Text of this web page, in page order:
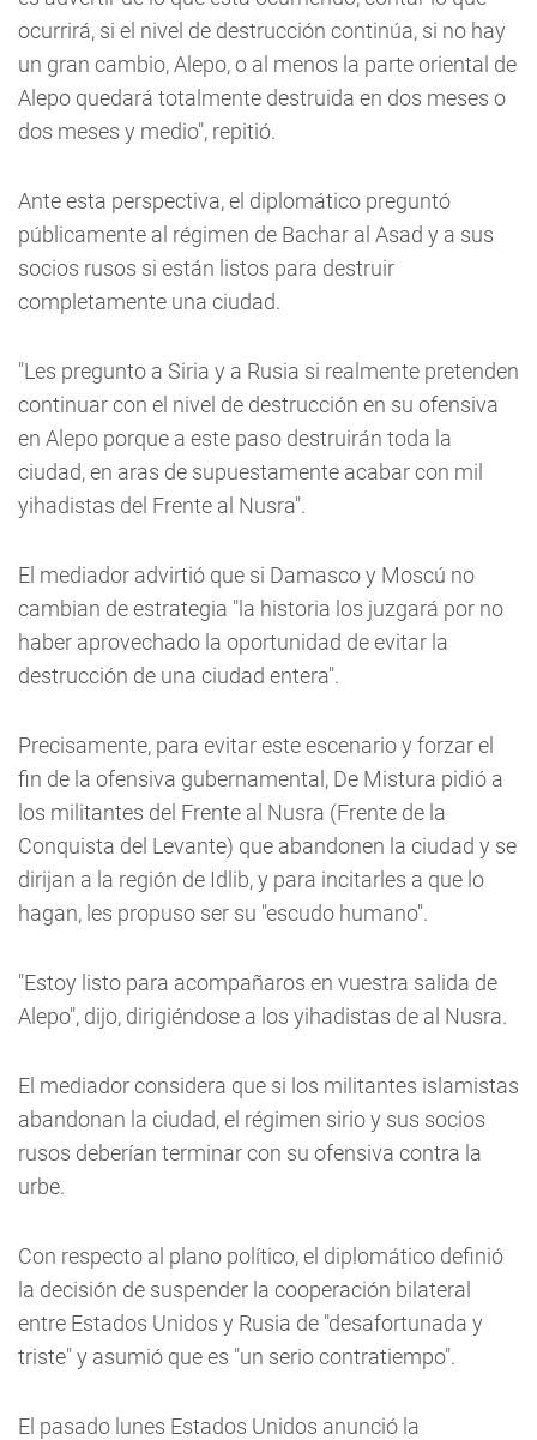
ocurrirá, si el nivel de destrucción continúa, si no hay
un gran cambio, Alepo, o al menos la parte oriental de
Alepo quedará totalmente destruida en dos meses o
dos meses y medio", repitió.
Ante esta perspectiva, el diplomático preguntó
públicamente al régimen de Bachar al Asad y a sus
socios rusos si están listos para destruir
completamente una ciudad.
"Les pregunto a Siria y a Rusia si realmente pretenden
continuar con el nivel de destrucción en su ofensiva
en Alepo porque a este paso destruirán toda la
ciudad, en aras de supuestamente acabar con mil
yihadistas del Frente al Nusra".
El mediador advirtió que si Damasco y Moscú no
cambian de estrategia "la historia los juzgará por no
haber aprovechado la oportunidad de evitar la
destrucción de una ciudad entera".
Precisamente, para evitar este escenario y forzar el
fin de la ofensiva gubernamental, De Mistura pidió a
los militantes del Frente al Nusra (Frente de la
Conquista del Levante) que abandonen la ciudad y se
dirijan a la región de Idlib, y para incitarles a que lo
hagan, les propuso ser su "escudo humano".
"Estoy listo para acompañaros en vuestra salida de
Alepo", dijo, dirigiéndose a los yihadistas de al Nusra.
El mediador considera que si los militantes islamistas
abandonan la ciudad, el régimen sirio y sus socios
rusos deberían terminar con su ofensiva contra la
urbe.
Con respecto al plano político, el diplomático definió
la decisión de suspender la cooperación bilateral
entre Estados Unidos y Rusia de "desafortunada y
triste" y asumió que es "un serio contratiempo".
El pasado lunes Estados Unidos anunció la